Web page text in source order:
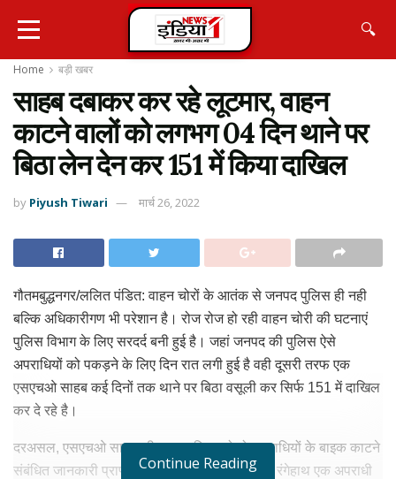
🔍
Home बड़ी खबर
साहब दबाकर कर रहे लूटमार, वाहन
काटने वालों को लगभग 04 दिन थाने पर
बिठा लेन देन कर 151 में किया दाखिल
by Piyush Tiwari मार्च 26, 2022
गौतमबुद्धनगर/ललित पंडित: वाहन चोरों के आतंक से जनपद पुलिस ही नही
बल्कि अधिकारीगण भी परेशान है। रोज रोज हो रही वाहन चोरी की घटनाएं
पुलिस विभाग के लिए सरदर्द बनी हुई है। जहां जनपद की पुलिस ऐसे
अपराधियों को पकड़ने के लिए दिन रात लगी हुई है वही दूसरी तरफ एक
एसएचओ साहब कई दिनों तक थाने पर बिठा वसूली कर सिर्फ 151 में दाखिल
कर दे रहे है।
दरअसल, एसएचओ साहब की थाना पुलिस को दो अपराधियों के बाइक काटने
संबंधित जानकारी प्राप्त हुई। मौके पर पहुंची पुलिस ने रंगेहाथ एक अपराधी
Continue Reading